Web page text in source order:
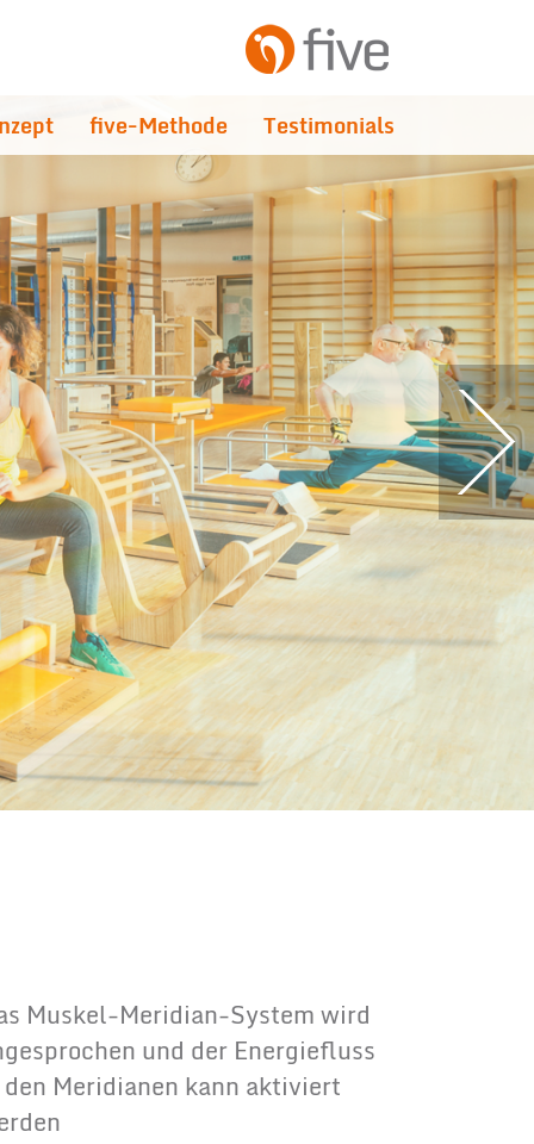
five-Methode Testimonials
Muskel-Meridian-System wird
und der Energiefluss
Meridianen kann aktiviert